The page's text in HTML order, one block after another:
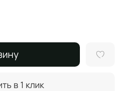
в 1 клик